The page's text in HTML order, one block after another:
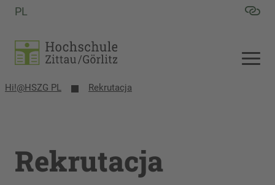
PL
Hi!@HSZG PL Rekrutacja
Rekrutacja